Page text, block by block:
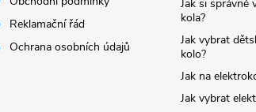
Reklamační řád
Ochrana osobních údajů
Jak si správně
kola?
Jak vybrat
kolo?
Jak na
Jak vybrat